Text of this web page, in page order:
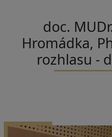
doc.
Hromádka,
rozhlasu -